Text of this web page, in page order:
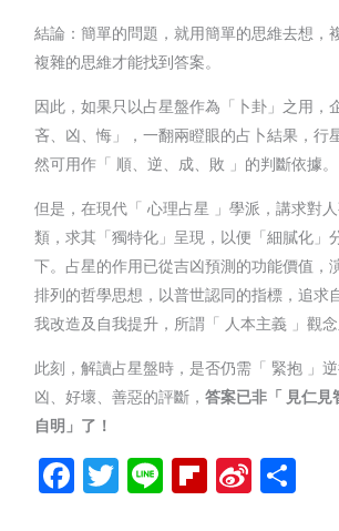
結論：簡單的問題，就用簡單的思維去想，
複雜的思維才能找到答案。
因此，如果只以占星盤作為「卜卦」之用，
吝、凶、悔」，一翻兩瞪眼的占卜結果，行
然可用作「 順、逆、成、敗 」的判斷依據。
但是，在現代「 心理占星 」學派，講求對
類，求其「獨特化」呈現，以便「細膩化」
下。占星的作用已從吉凶預測的功能價值，
排列的哲學思想，以普世認同的指標，追求
我改造及自我提升，所謂「 人本主義 」觀念
此刻，解讀占星盤時，是否仍需「 緊抱 」
凶、好壞、善惡的評斷，答案已非「 見仁見
自明」了！
Facebook
Twitter
Line
Sina